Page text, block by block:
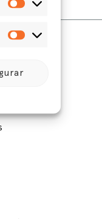
Estadísticas
Marketing